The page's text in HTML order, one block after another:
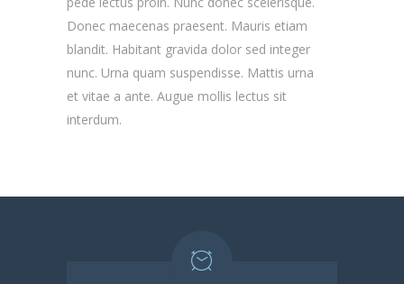
Donec maecenas praesent. Mauris etiam
blandit. Habitant gravida dolor sed integer
nunc. Urna quam suspendisse. Mattis urna
et vitae a ante. Augue mollis lectus sit
interdum.